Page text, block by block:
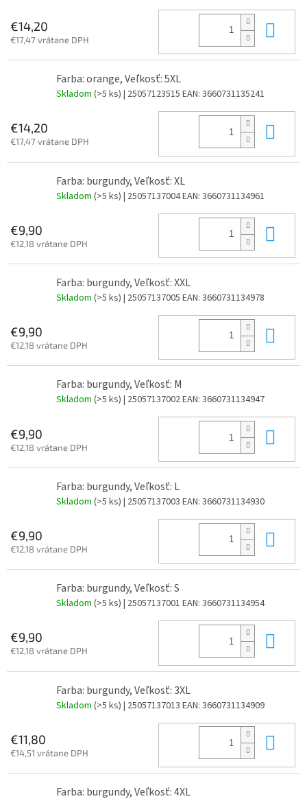
€14,20
€17,47 vrátane DPH
Farba: orange, Veľkosť: 5XL
Skladom (>5 ks) | 25057123515 EAN: 3660731135241
€14,20
€17,47 vrátane DPH
Farba: burgundy, Veľkosť: XL
Skladom (>5 ks) | 25057137004EAN: 3660731134961
€9,90
€12,18 vrátane DPH
Farba: burgundy, Veľkosť: XXL
Skladom (>5 ks) | 25057137005 EAN: 3660731134978
€9,90
€12,18 vrátane DPH
Farba: burgundy, Veľkosť: M
Skladom (>5 ks) | 25057137002EAN: 3660731134947
€9,90
€12,18 vrátane DPH
Farba: burgundy, Veľkosť: L
Skladom (>5 ks) | 25057137003 EAN: 3660731134930
€9,90
€12,18 vrátane DPH
Farba: burgundy, Veľkosť: S
Skladom (>5 ks) | 25057137001 EAN: 3660731134954
€9,90
€12,18 vrátane DPH
Farba: burgundy, Veľkosť: 3XL
Skladom (>5 ks) | 25057137013 EAN: 3660731134909
€11,80
€14,51 vrátane DPH
Farba: burgundy, Veľkosť: 4XL